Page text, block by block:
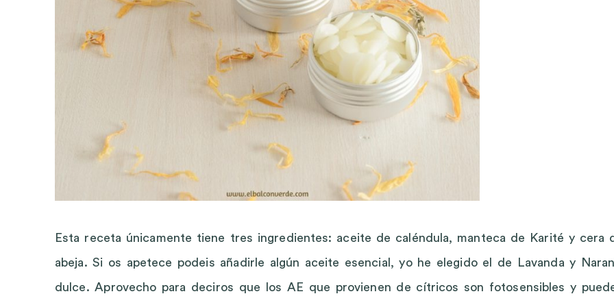
Esta receta únicamente tiene tres ingredientes: aceite de caléndula, manteca de Karité y cera
abeja. Si os apetece podeis añadirle algún aceite esencial, yo he elegido el de Lavanda y
dulce. Aprovecho para deciros que los AE que provienen de cítricos son fotosensibles y